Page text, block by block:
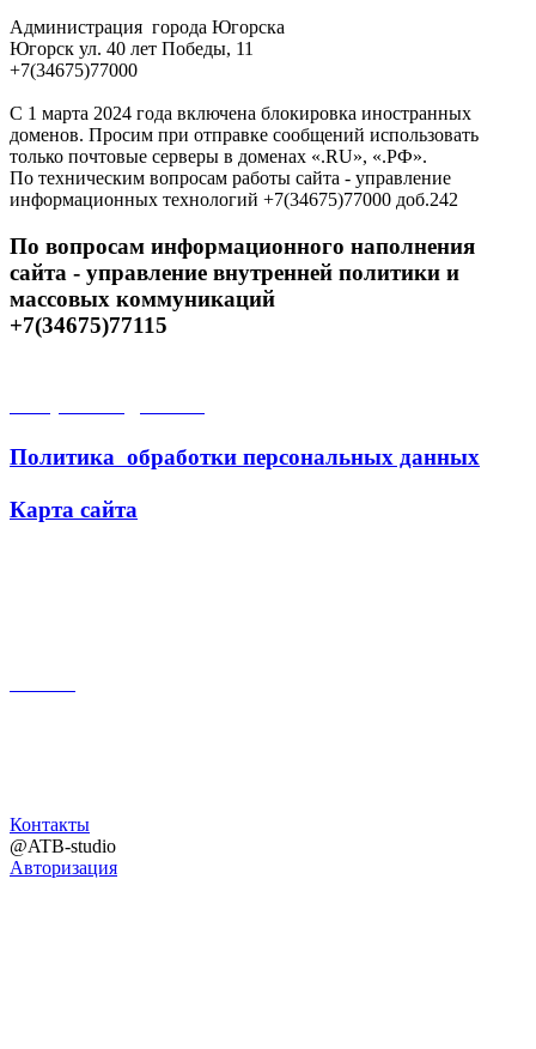
Администрация города Югорска
Югорск ул. 40 лет Победы, 11
+7(34675)77000
С 1 марта 2024 года включена блокировка иностранных
доменов. Просим при отправке сообщений использовать
только почтовые серверы в доменах «.RU», «.РФ».
По техническим вопросам работы сайта - управление
информационных технологий +7(34675)77000 доб.242
По вопросам информационного наполнения
сайта - управление внутренней политики и
массовых коммуникаций
+7(34675)77115
Политика обработки персональных данных
Карта сайта
Контакты
@ATB-studio
Авторизация